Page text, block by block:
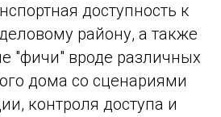
доступность к
району, а также
"фичи" вроде различных
дома со сценариями
контроля доступа и